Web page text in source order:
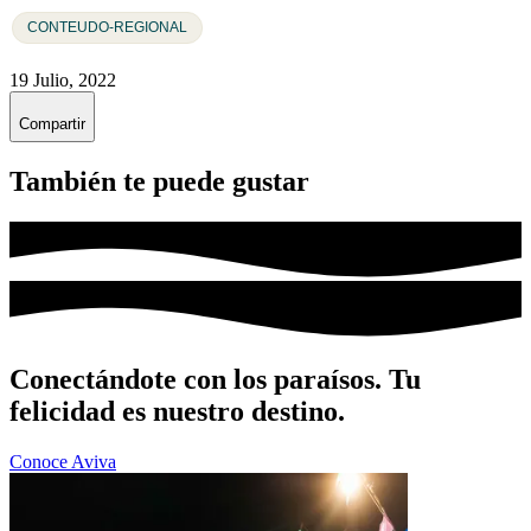
CONTEUDO-REGIONAL
19 Julio, 2022
Compartir
También te puede gustar
Conectándote con los paraísos. Tu
felicidad es nuestro destino.
Conoce Aviva